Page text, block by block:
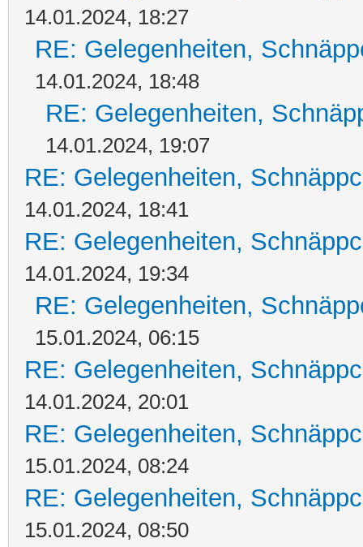
14.01.2024, 18:27
RE: Gelegenheiten,
14.01.2024, 18:48
RE: Gelegenheiten,
14.01.2024, 19:07
RE: Gelegenheiten,
14.01.2024, 18:41
RE: Gelegenheiten,
14.01.2024, 19:34
RE: Gelegenheiten,
15.01.2024, 06:15
RE: Gelegenheiten,
14.01.2024, 20:01
RE: Gelegenheiten,
15.01.2024, 08:24
RE: Gelegenheiten,
15.01.2024, 08:50